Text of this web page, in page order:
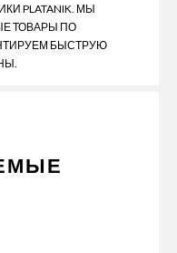
PLATANIK. МЫ
ТОВАРЫ ПО
БЫСТРУЮ